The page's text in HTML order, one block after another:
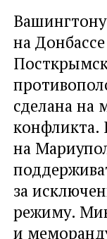
на
сделана на
конфликта.
на
за
режиму.
и